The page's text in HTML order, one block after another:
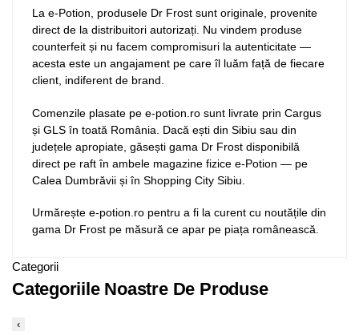
La e-Potion, produsele Dr Frost sunt originale, provenite
direct de la distribuitori autorizați. Nu vindem produse
counterfeit și nu facem compromisuri la autenticitate —
acesta este un angajament pe care îl luăm față de fiecare
client, indiferent de brand.
Comenzile plasate pe e-potion.ro sunt livrate prin Cargus
și GLS în toată România. Dacă ești din Sibiu sau din
județele apropiate, găsești gama Dr Frost disponibilă
direct pe raft în ambele magazine fizice e-Potion — pe
Calea Dumbrăvii și în Shopping City Sibiu.
Urmărește e-potion.ro pentru a fi la curent cu noutățile din
gama Dr Frost pe măsură ce apar pe piața românească.
Categorii
Categoriile Noastre De Produse
‹